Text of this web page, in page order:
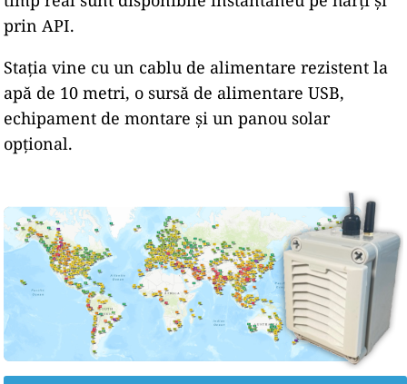
prin API.
Stația vine cu un cablu de alimentare rezistent la
apă de 10 metri, o sursă de alimentare USB,
echipament de montare și un panou solar
opțional.